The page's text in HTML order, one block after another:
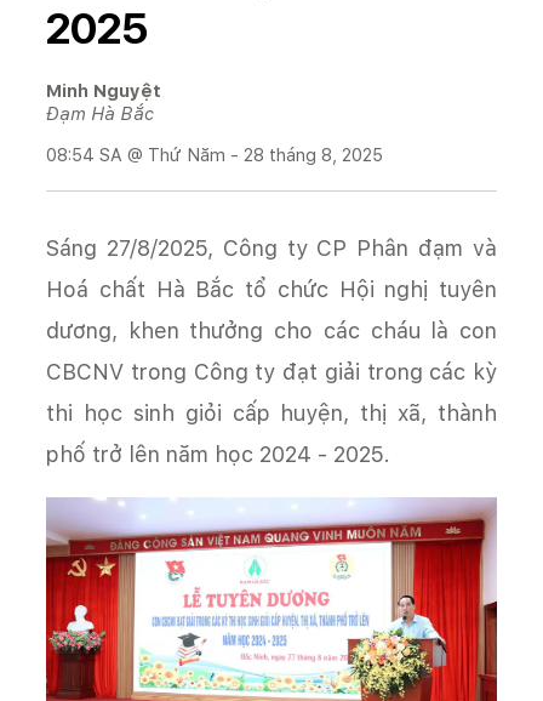
2025
Minh Nguyệt
Đạm Hà Bắc
08:54 SA @ Thứ Năm - 28 tháng 8, 2025
Sáng 27/8/2025, Công ty CP Phân đạm và
Hoá chất Hà Bắc tổ chức Hội nghị tuyên
dương, khen thưởng cho các cháu là con
CBCNV trong Công ty đạt giải trong các kỳ
thi học sinh giỏi cấp huyện, thị xã, thành
phố trở lên năm học 2024 - 2025.